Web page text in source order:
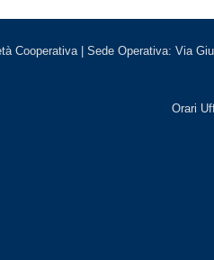
Cooperativa | Sede Operativa: Via
Orari